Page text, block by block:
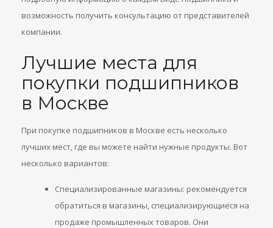
возможность получить консультацию от представителей
компании.
Лучшие места для
покупки подшипников
в Москве
При покупке подшипников в Москве есть несколько
лучших мест, где вы можете найти нужные продукты. Вот
несколько вариантов:
Специализированные магазины: рекомендуется
обратиться в магазины, специализирующиеся на
продаже промышленных товаров. Они